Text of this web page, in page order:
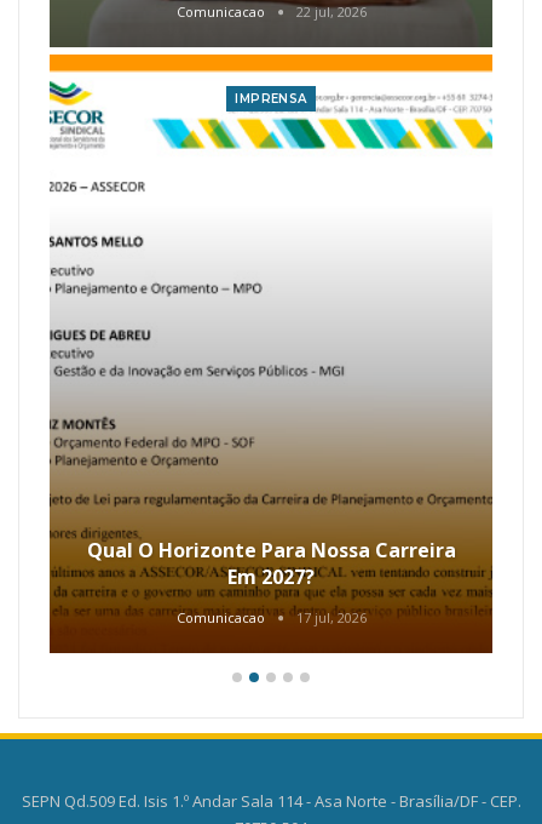
Comunicacao 22 jul, 2026
IMPRENSA
Qual O Horizonte Para Nossa Carreira
Em 2027?
Comunicacao 17 jul, 2026
SEPN Qd.509 Ed. Isis 1.º Andar Sala 114 - Asa Norte - Brasília/DF - CEP.